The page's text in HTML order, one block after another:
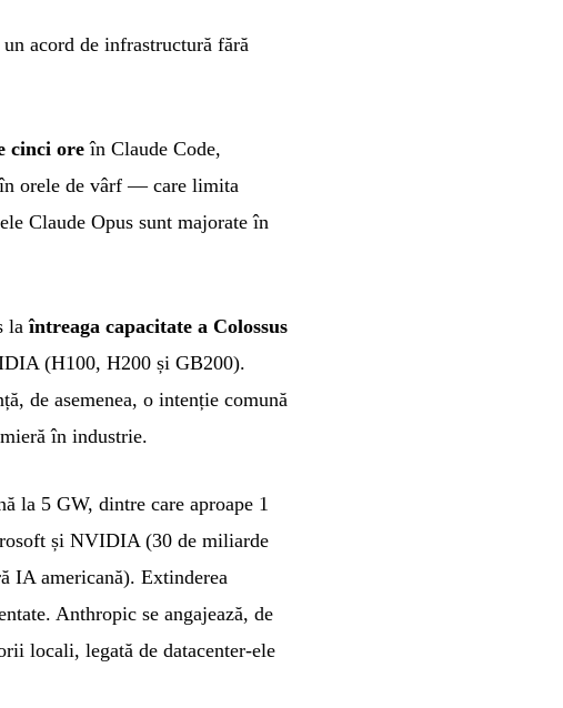
acord de infrastructură fără
cinci ore în Claude Code,
în orele de vârf — care limita
Claude Opus sunt majorate în
laîntreaga capacitate a Colossus
(H100, H200 și GB200).
de asemenea, o intenție comună
în industrie.
la 5 GW, dintre care aproape 1
și NVIDIA (30 de miliarde
IA americană). Extinderea
Anthropic se angajează, de
locali, legată de datacenter-ele